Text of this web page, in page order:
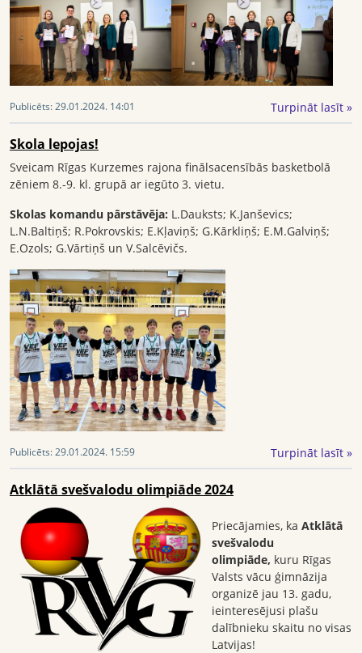
Publicēts:29.01.2024. 14:01 Turpināt lasīt »
Skola lepojas!
Sveicam Rīgas Kurzemes rajona finālsacensībās basketbolā
zēniem 8.-9. kl. grupā ar iegūto 3. vietu.
Skolas komandu pārstāvēja: L.Dauksts; K.Janševics;
L.N.Baltiņš; R.Pokrovskis; E.Kļaviņš; G.Kārkliņš; E.M.Galviņš;
E.Ozols; G.Vārtiņš un V.Salcēvičs.
Publicēts:29.01.2024. 15:59 Turpināt lasīt »
Atklātā svešvalodu olimpiāde 2024
Priecājamies, ka Atklātā
svešvalodu
olimpiāde, kuru Rīgas
Valsts vācu ģimnāzija
organizē jau 13. gadu,
ieinteresējusi plašu
dalībnieku skaitu no visas
Latvijas!